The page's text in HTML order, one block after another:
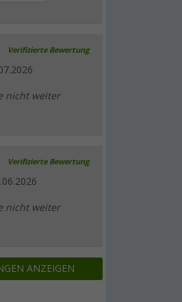
Verifizierte Bewertung
nicht weiter
Verifizierte Bewertung
nicht weiter
ANZEIGEN